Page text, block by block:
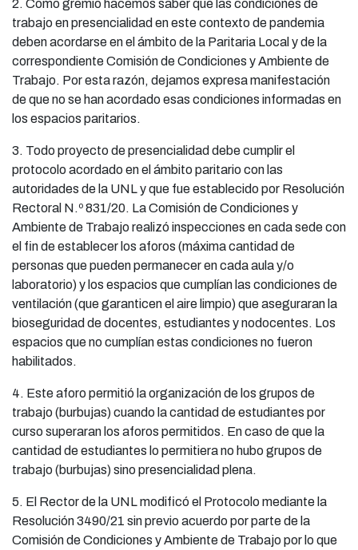
2. Como gremio hacemos saber que las condiciones de
trabajo en presencialidad en este contexto de pandemia
deben acordarse en el ámbito de la Paritaria Local y de la
correspondiente Comisión de Condiciones y Ambiente de
Trabajo. Por esta razón, dejamos expresa manifestación
de que no se han acordado esas condiciones informadas en
los espacios paritarios.
3. Todo proyecto de presencialidad debe cumplir el
protocolo acordado en el ámbito paritario con las
autoridades de la UNL y que fue establecido por Resolución
Rectoral N.º 831/20. La Comisión de Condiciones y
Ambiente de Trabajo realizó inspecciones en cada sede con
el fin de establecer los aforos (máxima cantidad de
personas que pueden permanecer en cada aula y/o
laboratorio) y los espacios que cumplían las condiciones de
ventilación (que garanticen el aire limpio) que aseguraran la
bioseguridad de docentes, estudiantes y nodocentes. Los
espacios que no cumplían estas condiciones no fueron
habilitados.
4. Este aforo permitió la organización de los grupos de
trabajo (burbujas) cuando la cantidad de estudiantes por
curso superaran los aforos permitidos. En caso de que la
cantidad de estudiantes lo permitiera no hubo grupos de
trabajo (burbujas) sino presencialidad plena.
5. El Rector de la UNL modificó el Protocolo mediante la
Resolución 3490/21 sin previo acuerdo por parte de la
Comisión de Condiciones y Ambiente de Trabajo por lo que